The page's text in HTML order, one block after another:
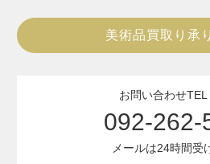
美術品買取り承
お問い合わせTEL
092-262-
メールは24時間受